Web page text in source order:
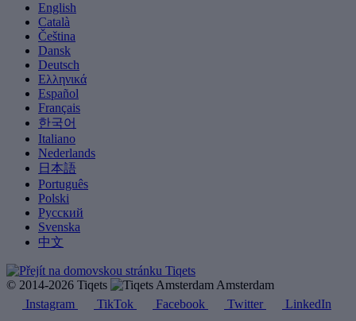
English
Català
Čeština
Dansk
Deutsch
Ελληνικά
Español
Français
한국어
Italiano
Nederlands
日本語
Português
Polski
Русский
Svenska
中文
© 2014-2026 Tiqets
Amsterdam
Instagram
TikTok Facebook Twitter LinkedIn